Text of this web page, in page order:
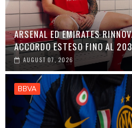
ARSENAL ED EMIRATES
ACCORDO ESTESO FINO AL
AUGUST 07, 2026
BBVA